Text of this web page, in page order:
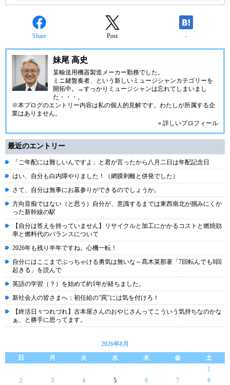
Share Post -
妹尾 高史
某輸送用機器製造メーカー勤務でした。
ミニ鍵盤奏者、という新しいミュージシャンカテゴリーを
開拓中。→すっかりミュージシャンは忘れてしまいまし
た・・・。
※本ブログのエントリー内容は私の個人的見解です。わたしが所属する企
業はありません。
» 詳しいプロフィール
最近のエントリー
「ご年配には難しいんですよ」と君が言ったから八月二日は年配記念日
はい、自分も白内障やりました！（網膜剥離と併発でした）
さて、自分は無事にお墓参りができるのでしょうか。
方向音痴ではない（と思う）自分が、意識するまでは東西南北が掴みにくか
った新幹線の駅
【自分は答えを持っていません】リサイクルと加工にかかるコストと燃焼効
率と燃料代のバランスについて
2026年も残り半年ですね。心機一転！
自分にはここまでぶっちゃける勇気は無いな～髙木菜那著「7回転んでも8回
起きる」を読んで
英語の学習（？）を始めて約1年が経ちました。
新社会人の皆さまへ：初任給の"罠"には気を付けろ！
【終活日々つれづれ】古本屋さんのおやじさんってこういう気持ちなのかな
ぁ、と勝手に思ってます。
2026年8月
日
月 火 水 木 金
土
1
2
3 4 5 6 7
8